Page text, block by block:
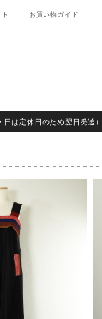
お買い物ガイド
は定休日のため翌日発送）